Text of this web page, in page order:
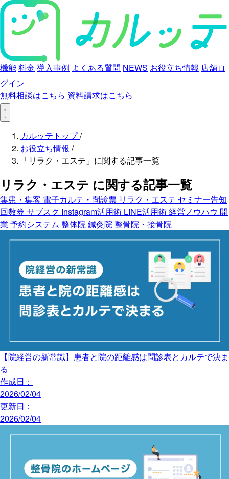
機能料金 導入事例 よくある質問 NEWS お役立ち情報 店舗ロ
グイン
無料相談はこちら 資料請求はこちら
カルッテトップ/
お役立ち情報 /
「リラク・エステ」に関する記事一覧
リラク・エステ に関する記事一覧
集患・集客 電子カルテ・問診票 リラク・エステ セミナー告知
回数券 サブスク Instagram活用術 LINE活用術経営ノウハウ 開
業 予約システム 整体院鍼灸院整骨院・接骨院
【院経営の新常識】患者と院の距離感は問診表とカルテで決ま
る
作成日：
2026/02/04
更新日：
2026/02/04